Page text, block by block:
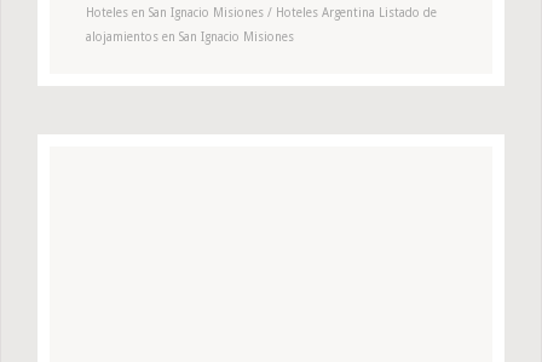
Hoteles en San Ignacio Misiones / Hoteles Argentina Listado de
alojamientos en San Ignacio Misiones